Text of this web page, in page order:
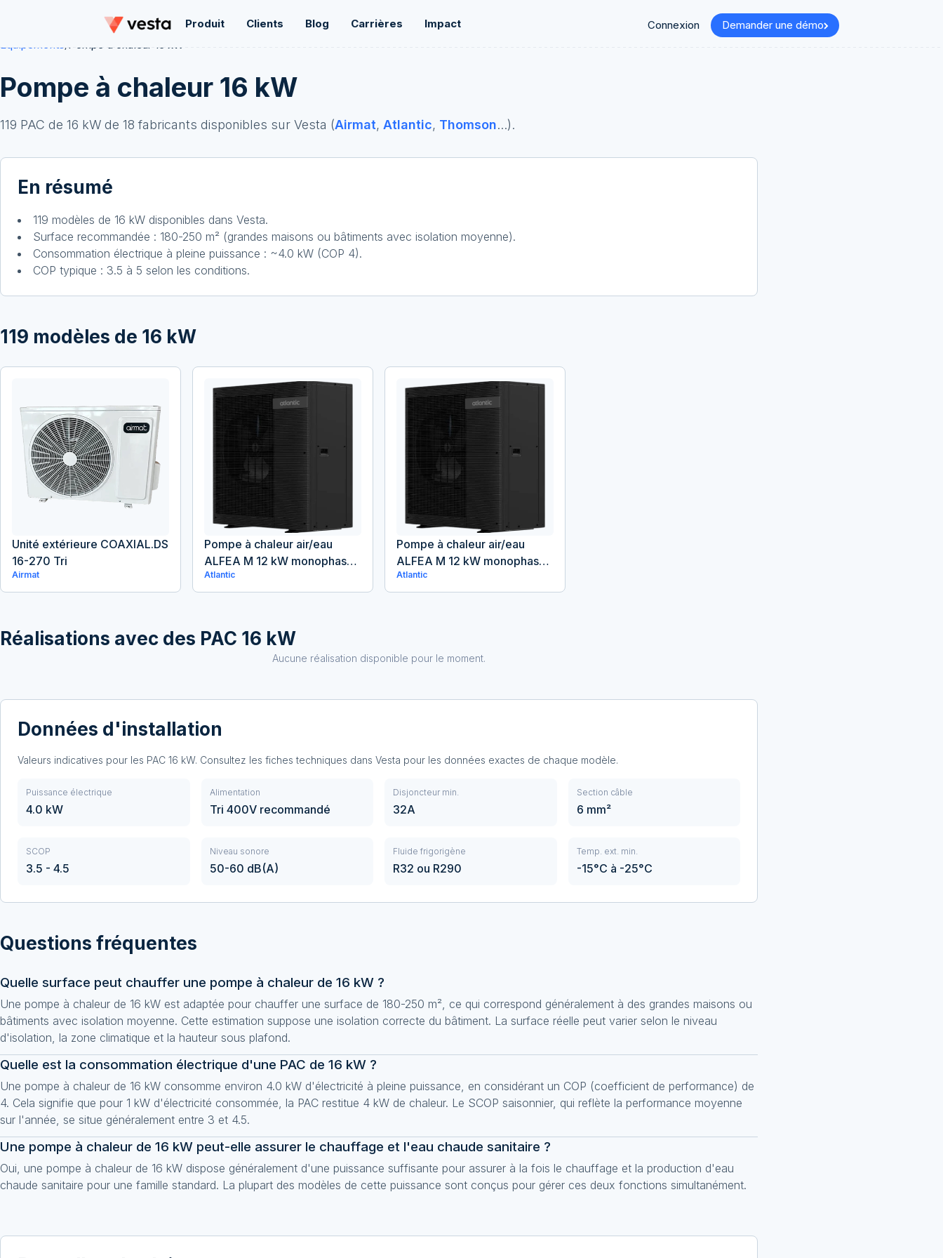
Produit Clients Blog Carrières Impact Connexion
Demander une démo
Équipements/Pompe à chaleur 16 kW
Pompe à chaleur 16 kW
119 PAC de 16 kW de 18 fabricants disponibles sur Vesta (Airmat, Atlantic, Thomson...).
En résumé
119 modèles de 16 kW disponibles dans Vesta.
Surface recommandée : 180-250 m² (grandes maisons ou bâtiments avec isolation moyenne).
Consommation électrique à pleine puissance : ~4.0 kW (COP 4).
COP typique : 3.5 à 5 selon les conditions.
119 modèles de 16 kW
Unité extérieure COAXIAL.DS
16-270 Tri
Airmat
Pompe à chaleur air/eau
ALFEA M 12 kW monophasé
chauffage seul
Atlantic
Pompe à chaleur air/eau
ALFEA M 12 kW monophasé
Duo
Atlantic
Réalisations avec des PAC 16 kW
Aucune réalisation disponible pour le moment.
Données d'installation
Valeurs indicatives pour les PAC 16 kW. Consultez les fiches techniques dans Vesta pour les données exactes de chaque modèle.
Puissance électrique
4.0 kW
Alimentation
Tri 400V recommandé
Disjoncteur min.
32A
Section câble
6 mm²
SCOP
3.5 - 4.5
Niveau sonore
50-60 dB(A)
Fluide frigorigène
R32 ou R290
Temp. ext. min.
-15°C à -25°C
Questions fréquentes
Quelle surface peut chauffer une pompe à chaleur de 16 kW ?
Une pompe à chaleur de 16 kW est adaptée pour chauffer une surface de 180-250 m², ce qui correspond généralement à des grandes maisons ou
bâtiments avec isolation moyenne. Cette estimation suppose une isolation correcte du bâtiment. La surface réelle peut varier selon le niveau
d'isolation, la zone climatique et la hauteur sous plafond.
Quelle est la consommation électrique d'une PAC de 16 kW ?
Une pompe à chaleur de 16 kW consomme environ 4.0 kW d'électricité à pleine puissance, en considérant un COP (coefficient de performance) de
4. Cela signifie que pour 1 kW d'électricité consommée, la PAC restitue 4 kW de chaleur. Le SCOP saisonnier, qui reflète la performance moyenne
sur l'année, se situe généralement entre 3 et 4.5.
Une pompe à chaleur de 16 kW peut-elle assurer le chauffage et l'eau chaude sanitaire ?
Oui, une pompe à chaleur de 16 kW dispose généralement d'une puissance suffisante pour assurer à la fois le chauffage et la production d'eau
chaude sanitaire pour une famille standard. La plupart des modèles de cette puissance sont conçus pour gérer ces deux fonctions simultanément.